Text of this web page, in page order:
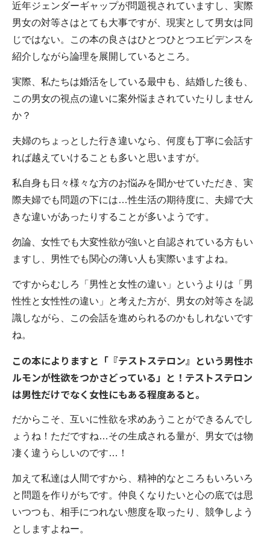
近年ジェンダーギャップが問題視されていますし、実際
男女の対等さはとても大事ですが、現実として男女は同
じではない。この本の良さはひとつひとつエビデンスを
紹介しながら論理を展開しているところ。
実際、私たちは婚活をしている最中も、結婚した後も、
この男女の視点の違いに案外悩まされていたりしません
か？
夫婦のちょっとした行き違いなら、何度も丁寧に会話す
れば越えていけることも多いと思いますが。
私自身も日々様々な方のお悩みを聞かせていただき、実
際夫婦でも問題の下には…性生活の期待度に、夫婦で大
きな違いがあったりすることが多いようです。
勿論、女性でも大変性欲が強いと自認されている方もい
ますし、男性でも関心の薄い人も実際いますよね。
ですからむしろ「男性と女性の違い」というよりは「男
性性と女性性の違い」と考えた方が、男女の対等さを認
識しながら、この会話を進められるのかもしれないです
ね。
この本によりますと「『テストステロン』という男性ホ
ルモンが性欲をつかさどっている」と！テストステロン
は男性だけでなく女性にもある程度あると。
だからこそ、互いに性欲を求めあうことができるんでし
ょうね！ただですね…その生成される量が、男女では物
凄く違うらしいのです…！
加えて私達は人間ですから、精神的なところもいろいろ
と問題を作りがちです。仲良くなりたいと心の底では思
いつつも、相手につれない態度を取ったり、競争しよう
としますよねー。